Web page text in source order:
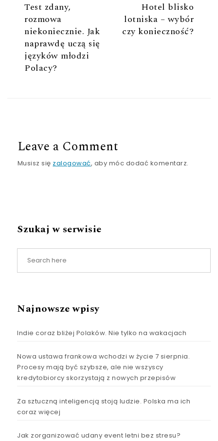
Test zdany,
rozmowa
niekoniecznie. Jak
naprawdę uczą się
języków młodzi
Polacy?
Hotel blisko
lotniska – wybór
czy konieczność?
Leave a Comment
Musisz się zalogować, aby móc dodać komentarz.
Szukaj w serwisie
Najnowsze wpisy
Indie coraz bliżej Polaków. Nie tylko na wakacjach
Nowa ustawa frankowa wchodzi w życie 7 sierpnia.
Procesy mają być szybsze, ale nie wszyscy
kredytobiorcy skorzystają z nowych przepisów
Za sztuczną inteligencją stoją ludzie. Polska ma ich
coraz więcej
Jak zorganizować udany event letni bez stresu?